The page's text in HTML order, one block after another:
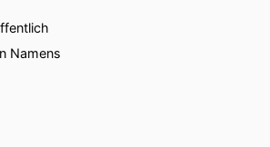
Namens